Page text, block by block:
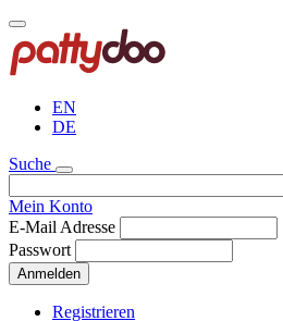
Direkt
zum
Inhalt
EN
DE
Suche
Mein Konto
E-Mail Adresse
Passwort
Anmelden
Registrieren